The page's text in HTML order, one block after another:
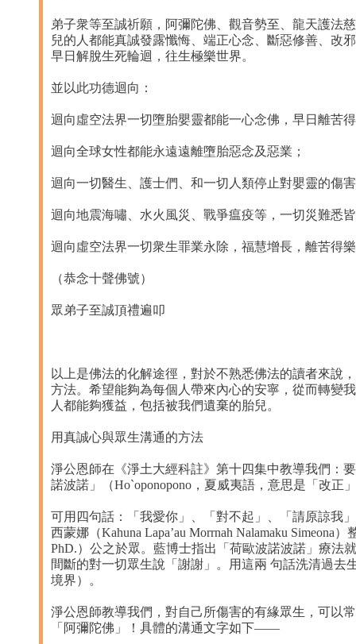
弟子衆等至誠祈願，阿彌陀佛、觀音勢至、龍天護法
兒的人都能真誠發露懺悔、端正心念、斷惡修善、改
早日解脫生死輪迴，往生極樂世界。
並以此功德迴向：
迴向虛空法界一切墮胎嬰靈都能一心念佛，早日離苦
迴向全球女性都能永遠遠離墮胎惡念及惡業；
迴向一切醫生、護士們、和一切人類停止對嬰靈的傷
迴向地震海嘯、水火風災、戰爭瘟疫等，一切災難悉
迴向虛空法界一切衆生罪業永除，福慧增長，離苦得
（恭念十聲佛號）
眾弟子至誠頂禮遍叩
以上是佛法的化解途徑，對於不熟悉佛法的讀者來說
方法。希望能夠為每個人帶來內心的安寧，從而轉變
人都能夠獲益，包括被我們遺棄的胎兒。
用真誠心與眾生溝通的方法
淨公恩師在《淨土大經科註》第十四集中教導我們：
諾波諾」（Ho`oponopono，夏威夷語，意思是「改
可用四句話：「我愛你」、「對不起」、「請原諒我
西蒙娜（Kahuna Lapa’au Morrnah Nalamaku Simeona
PhD.）公之於眾。藍博士指出「荷歐波諾波諾」療法
間斷的對一切眾生說「謝謝」。用這兩 句話洗清過
境界）。
淨公恩師教導我們，對自己所傷害的有緣眾生，可以
「阿彌陀佛」！具體的溝通文字如下——